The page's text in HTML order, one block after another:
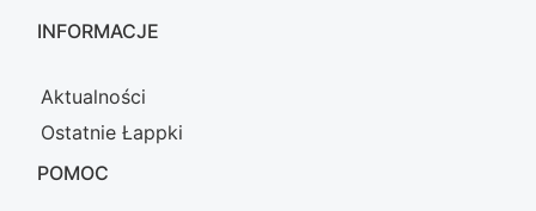
INFORMACJE
Aktualności
Ostatnie Łappki
POMOC